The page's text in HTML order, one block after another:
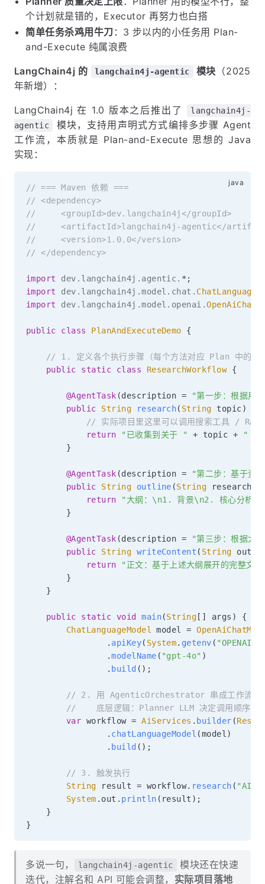
个计划就是错的，Executor 再努力也白搭
简单任务杀鸡用牛刀 ：3 步以内的小任务用 Plan-
and-Execute 纯属浪费
LangChain4j 的 langchain4j-agentic 模块 （2025
年新增）：
LangChain4j 在 1.0 版本之后推出了
langchain4j-
agentic
模块，支持用声明式方式编排多步骤 Agent
工作流，本质就是 Plan-and-Execute 思想的 Java
实现：
// === Maven 依赖 ===
// <dependency>
//     <groupId>dev.langchain4j</groupId>
//     <artifactId>langchain4j-agentic</
//     <version>1.0.0</version>
// </dependency>
import dev . langchain4j . agentic. * ;
import
dev . langchain4j .model . chat .
import
dev . langchain4j .model . openai .
public class PlanAndExecuteDemo {
// 1. 定义各个执行步骤（每个方法对应 Plan 中的一
public
static class ResearchWorkflow {
@AgentTask (description =
"第一步：根据用
public
String research( String topic)
// 实际项目里这里可以调用搜索工具 / RAG
return
"已收集到关于 " + topic +
" 的
}
@AgentTask (description =
"第二步：基于资
public
String outline (String
return
"大纲：\n1. 背景\n2. 核心分析
}
@AgentTask (description =
"第三步：根据大
public
String writeContent ( String
return
"正文：基于上述大纲展开的完整
}
}
public static void main(String [ ] args )
{
ChatLanguageModel
model =
. apiKey( System. getenv (
.modelName ( "gpt-4o" )
. build ( ) ;
// 2. 用 AgenticOrchestrator 串成工作流 ——
//    底层逻辑：Planner LLM 决定调用顺序，
var workflow = AiServices . builder (
. chatLanguageModel (model )
. build ( ) ;
// 3. 触发执行
String result = workflow. research ( "AI
System . out . println ( result ) ;
}
}
多说一句， langchain4j-agentic
模块还在快速
迭代，注解名和 API 可能会调整， 实际项目落地